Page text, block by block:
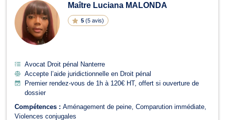
Maître Luciana MALONDA
5 (5 avis)
Avocat Droit pénal Nanterre
Accepte l’aide juridictionnelle en Droit pénal
Premier rendez-vous de 1h à 120€ HT, offert si ouverture de
dossier
Compétences : Aménagement de peine Comparution immédiate
Violences conjugales